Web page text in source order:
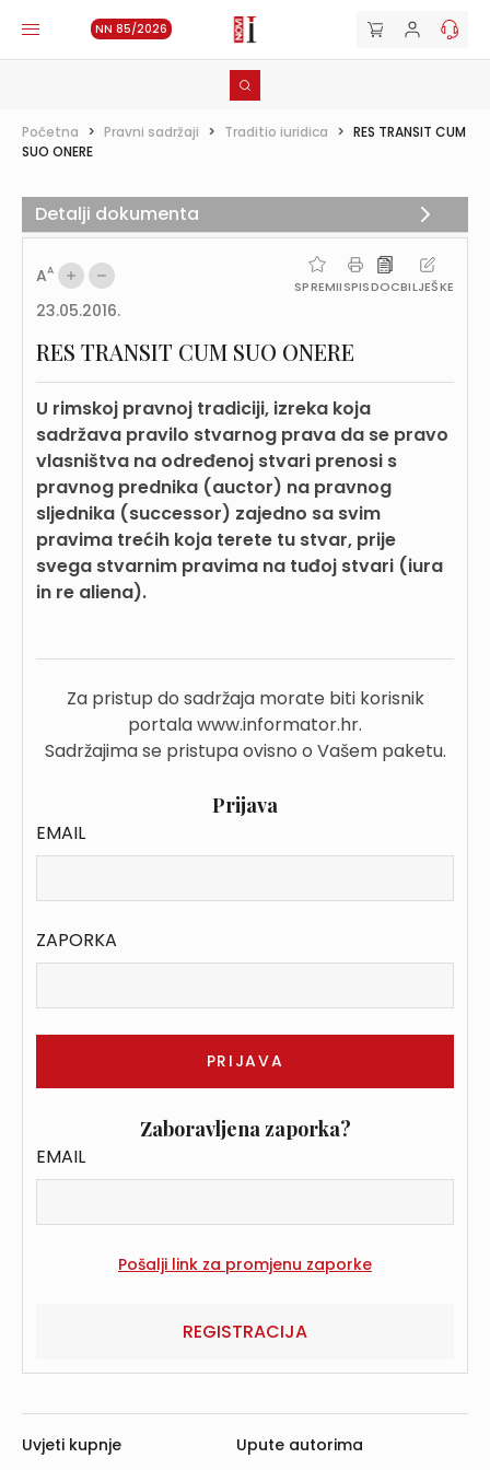
NN 85/2026
Početna > Pravni sadržaji > Traditio iuridica > RES TRANSIT CUM
SUO ONERE
AA
SPREMIISPISDOCBILJEŠKE
23.05.2016.
RES TRANSIT CUM SUO ONERE
U rimskoj pravnoj tradiciji, izreka koja
sadržava pravilo stvarnog prava da se pravo
vlasništva na određenoj stvari prenosi s
pravnog prednika (auctor) na pravnog
sljednika (successor) zajedno sa svim
pravima trećih koja terete tu stvar, prije
svega stvarnim pravima na tuđoj stvari (iura
in re aliena).
Za pristup do sadržaja morate biti korisnik
portala www.informator.hr.
Sadržajima se pristupa ovisno o Vašem paketu.
Prijava
EMAIL
ZAPORKA
Zaboravljena zaporka?
EMAIL
REGISTRACIJA
Detalji dokumenta
Uvjeti kupnje Upute autorima